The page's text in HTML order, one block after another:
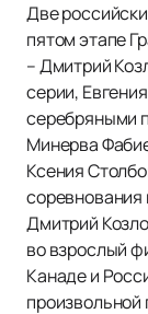
Две
пятом этапе
– Дмитрий
серии,
серебряными
Минерва
Ксения
соревнования
Дмитрий
во взрослый
Канаде и